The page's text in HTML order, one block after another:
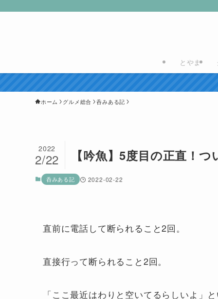
とやま
ホーム グルメ総合 呑みある記
【吟魚】5度目の正直！
2022
2/22
呑みある記 2022-02-22
直前に電話して断られること2回。
直接行って断られること2回。
「ここ最近はわりと空いてるらしいよ」